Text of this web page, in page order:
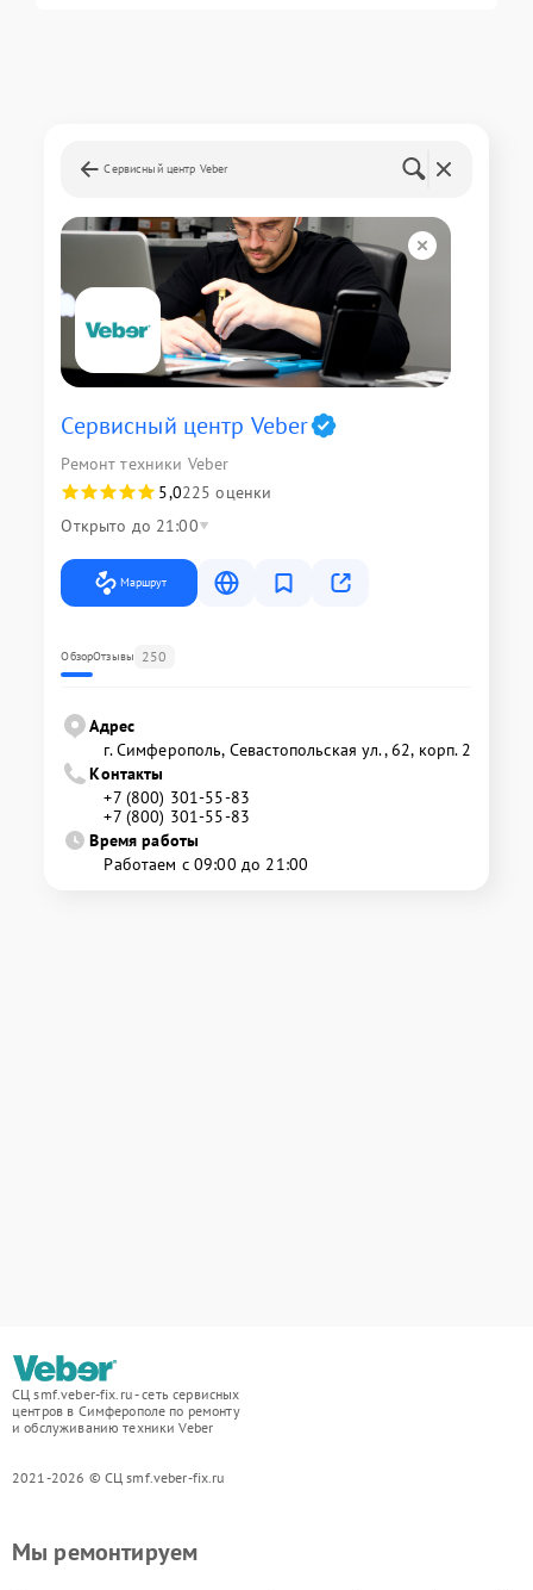
Сервисный центр Veber
Сервисный центр Veber
Ремонт техники Veber
5,0225 оценки
Открыто до 21:00
Маршрут
ОбзорОтзывы 250
Адрес
г. Симферополь, Севастопольская ул., 62, корп. 2
Контакты
+7 (800) 301-55-83
+7 (800) 301-55-83
Время работы
Работаем с 09:00 до 21:00
СЦ smf.veber-fix.ru - сеть сервисных
центров в Симферополе по ремонту
и обслуживанию техники Veber
2021-2026 © СЦ smf.veber-fix.ru
Мы ремонтируем